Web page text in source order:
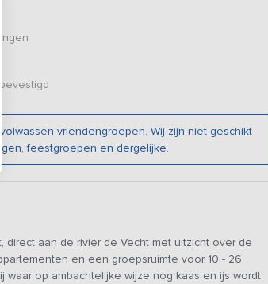
vriendengroepen. Wij zijn niet geschikt
feestgroepen en dergelijke.
aan de rivier de Vecht met uitzicht over de
en een groepsruimte voor 10 - 26
op ambachtelijke wijze nog kaas en ijs wordt